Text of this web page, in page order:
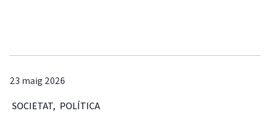
23 maig 2026
SOCIETAT, POLÍTICA